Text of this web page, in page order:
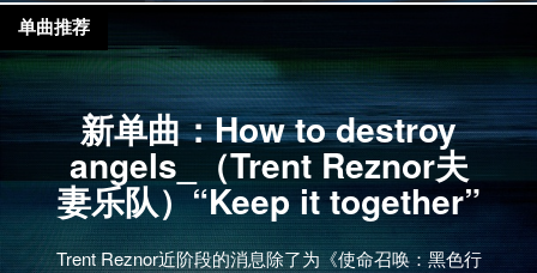
新单曲：How to destroy
angels_（Trent Reznor夫
妻乐队）“Keep it together”
Trent Reznor近阶段的消息除了为《使命召唤：黑色行
单曲推荐